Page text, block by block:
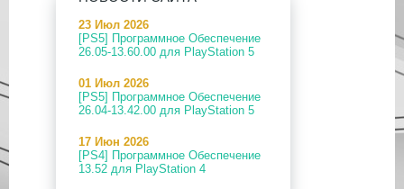
23 Июл 2026
[PS5] Программное Обеспечение
26.05-13.60.00 для PlayStation 5
01 Июл 2026
[PS5] Программное Обеспечение
26.04-13.42.00 для PlayStation 5
17 Июн 2026
[PS4] Программное Обеспечение
13.52 для PlayStation 4